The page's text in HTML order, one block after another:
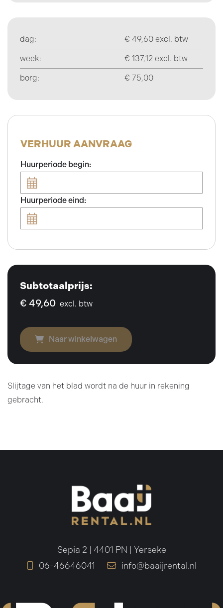
dag: € 49,60 excl. btw
week: € 137,12 excl. btw
borg: € 75,00
VERHUUR AANVRAAG
Huurperiode begin:
Huurperiode eind:
Subtotaalprijs:
€ 49,60 excl. btw
Naar winkelwagen
Slijtage van het blad wordt na de huur in rekening
gebracht.
Sepia 2 | 4401 PN | Yerseke
06-46646041
info@baaijrental.nl